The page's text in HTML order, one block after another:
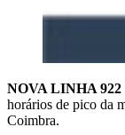
NOVA LINHA 922
horários de pico da
Coimbra.